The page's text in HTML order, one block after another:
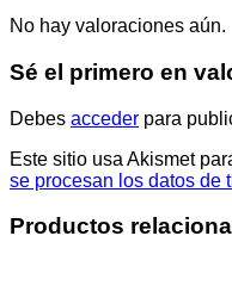
No hay valoraciones aún.
Sé el primero en
Debes acceder para
Este sitio usa Akismet
se procesan los datos de
Productos